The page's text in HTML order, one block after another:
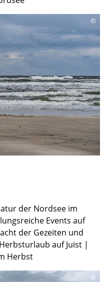
©
der Nordsee im
Events auf
der Gezeiten und
auf Juist |
Herbst
©